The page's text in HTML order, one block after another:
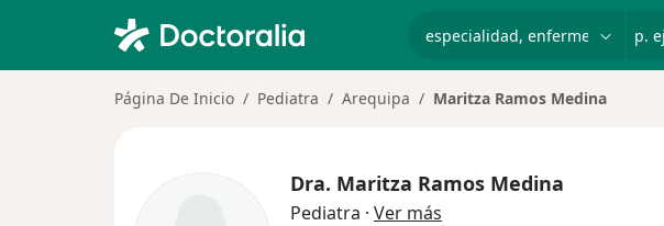
Página De Inicio Pediatra Arequipa Maritza Ramos Medina
Dra. Maritza Ramos Medina
Pediatra · Ver más